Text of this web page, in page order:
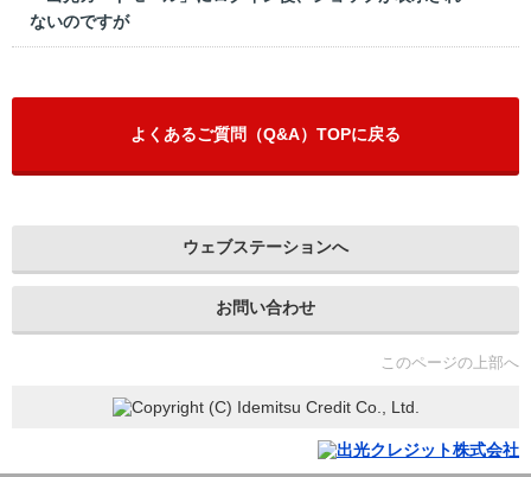
ないのですが
よくあるご質問（Q&A）TOPに戻る
ウェブステーションへ
お問い合わせ
このページの上部へ